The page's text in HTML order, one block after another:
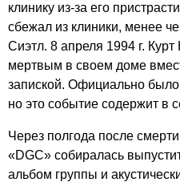
клинику из-за его
сбежал из клиники, менее
Сиэтл. 8 апреля 1994 г.
мертвым в своем доме
запиской. Официально
но это событие содержит в
Через полгода после
«DGC» собиралась
альбом группы и